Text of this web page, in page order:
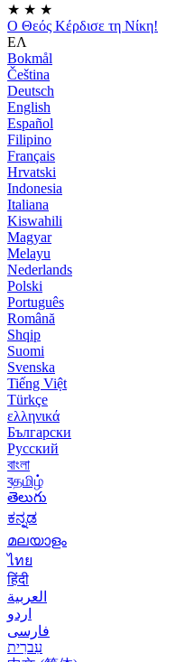
★ ★ ★
Ο Θεός Κέρδισε τη Νίκη!
ΕΛ
Bokmål
Čeština
Deutsch
English
Español
Filipino
Français
Hrvatski
Indonesia
Italiana
Kiswahili
Magyar
Melayu
Nederlands
Polski
Português
Română
Shqip
Suomi
Svenska
Tiếng Việt
Türkçe
ελληνικά
Български
Русский
বাংলা
বதமிழ்
తెలుగు
ಕನ್ನಡ
മലയാളം
ไทย
हिंदी
العربية
اردو
فارسی
עִברִית